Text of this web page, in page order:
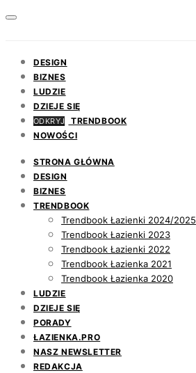
DESIGN
BIZNES
LUDZIE
DZIEJE SIĘ
ODKRYJ
TRENDBOOK
NOWOŚCI
STRONA GŁÓWNA
DESIGN
BIZNES
TRENDBOOK
Trendbook Łazienki 2024/2025
Trendbook Łazienki 2023
Trendbook Łazienki 2022
Trendbook Łazienka 2021
Trendbook Łazienka 2020
LUDZIE
DZIEJE SIĘ
PORADY
ŁAZIENKA.PRO
NASZ NEWSLETTER
REDAKCJA